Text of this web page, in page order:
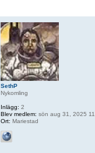
SethP
Nykomling
Inlägg: 2
Blev medlem: sön aug 31, 2025
Ort: Mariestad